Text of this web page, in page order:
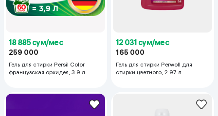
18 885 сум/мес
259 000
Гель для стирки Persil Color
французская орхидея, 3.9 л
12 031 сум/мес
165 000
Гель для стирки Perwoll для
стирки цветного, 2.97 л